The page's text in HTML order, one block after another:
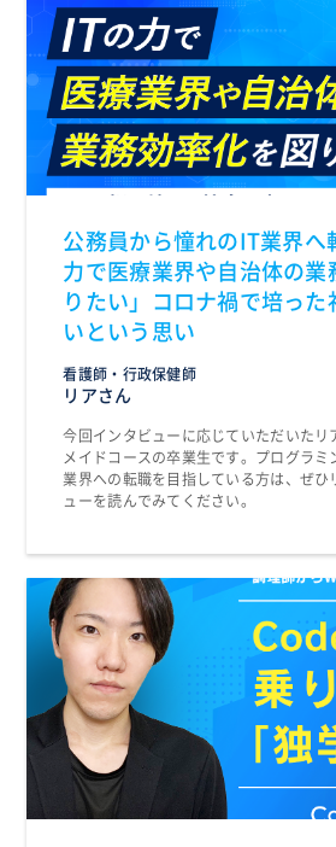
公務員から憧れのIT業界へ
力で医療業界や自治体の業
りたい」コロナ禍で培った
いという思い
看護師・行政保健師
リアさん
今回インタビューに応じていただいたリ
メイドコースの卒業生です。プログラミ
業界への転職を目指している方は、ぜひ
ューを読んでみてください。